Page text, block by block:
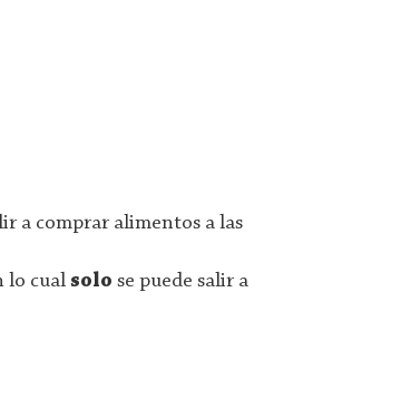
a comprar alimentos a las
lo cualsolo se puede salir a